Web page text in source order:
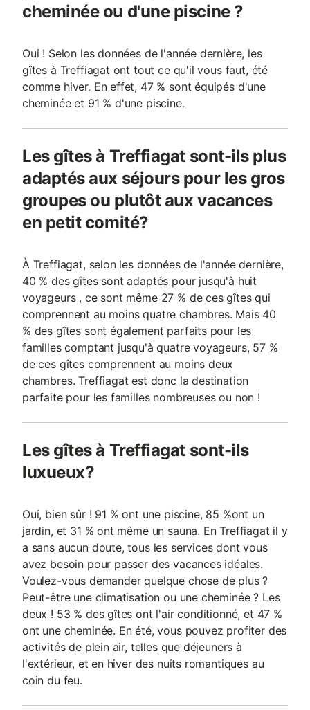
cheminée ou d'une piscine ?
Oui ! Selon les données de l'année dernière, les
gîtes à Treffiagat ont tout ce qu'il vous faut, été
comme hiver. En effet, 47 % sont équipés d'une
cheminée et 91 % d'une piscine.
Les gîtes à Treffiagat sont-ils plus
adaptés aux séjours pour les gros
groupes ou plutôt aux vacances
en petit comité?
À Treffiagat, selon les données de l'année dernière,
40 % des gîtes sont adaptés pour jusqu'à huit
voyageurs , ce sont même 27 % de ces gîtes qui
comprennent au moins quatre chambres. Mais 40
% des gîtes sont également parfaits pour les
familles comptant jusqu'à quatre voyageurs, 57 %
de ces gîtes comprennent au moins deux
chambres. Treffiagat est donc la destination
parfaite pour les familles nombreuses ou non !
Les gîtes à Treffiagat sont-ils
luxueux?
Oui, bien sûr ! 91 % ont une piscine, 85 %ont un
jardin, et 31 % ont même un sauna. En Treffiagat il y
a sans aucun doute, tous les services dont vous
avez besoin pour passer des vacances idéales.
Voulez-vous demander quelque chose de plus ?
Peut-être une climatisation ou une cheminée ? Les
deux ! 53 % des gîtes ont l'air conditionné, et 47 %
ont une cheminée. En été, vous pouvez profiter des
activités de plein air, telles que déjeuners à
l'extérieur, et en hiver des nuits romantiques au
coin du feu.